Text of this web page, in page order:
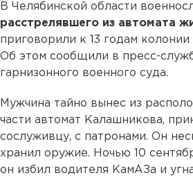
В Челябинской области
расстрелявшего из автомата
приговорили к 13 годам
Об этом сообщили в пресс-
гарнизонного военного суда.
Мужчина тайно вынес из
части автомат Калашникова,
сослуживцу, с патронами. Он
хранил оружие. Ночью 10
он избил водителя КамАЗа и